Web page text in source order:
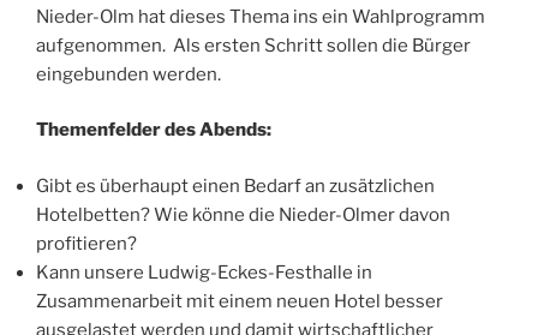
Nieder-Olm hat dieses Thema ins ein Wahlprogramm
aufgenommen. Als ersten Schritt sollen die Bürger
eingebunden werden.
Themenfelder des Abends:
Gibt es überhaupt einen Bedarf an zusätzlichen
Hotelbetten? Wie könne die Nieder-Olmer davon
profitieren?
Kann unsere Ludwig-Eckes-Festhalle in
Zusammenarbeit mit einem neuen Hotel besser
ausgelastet werden und damit wirtschaftlicher